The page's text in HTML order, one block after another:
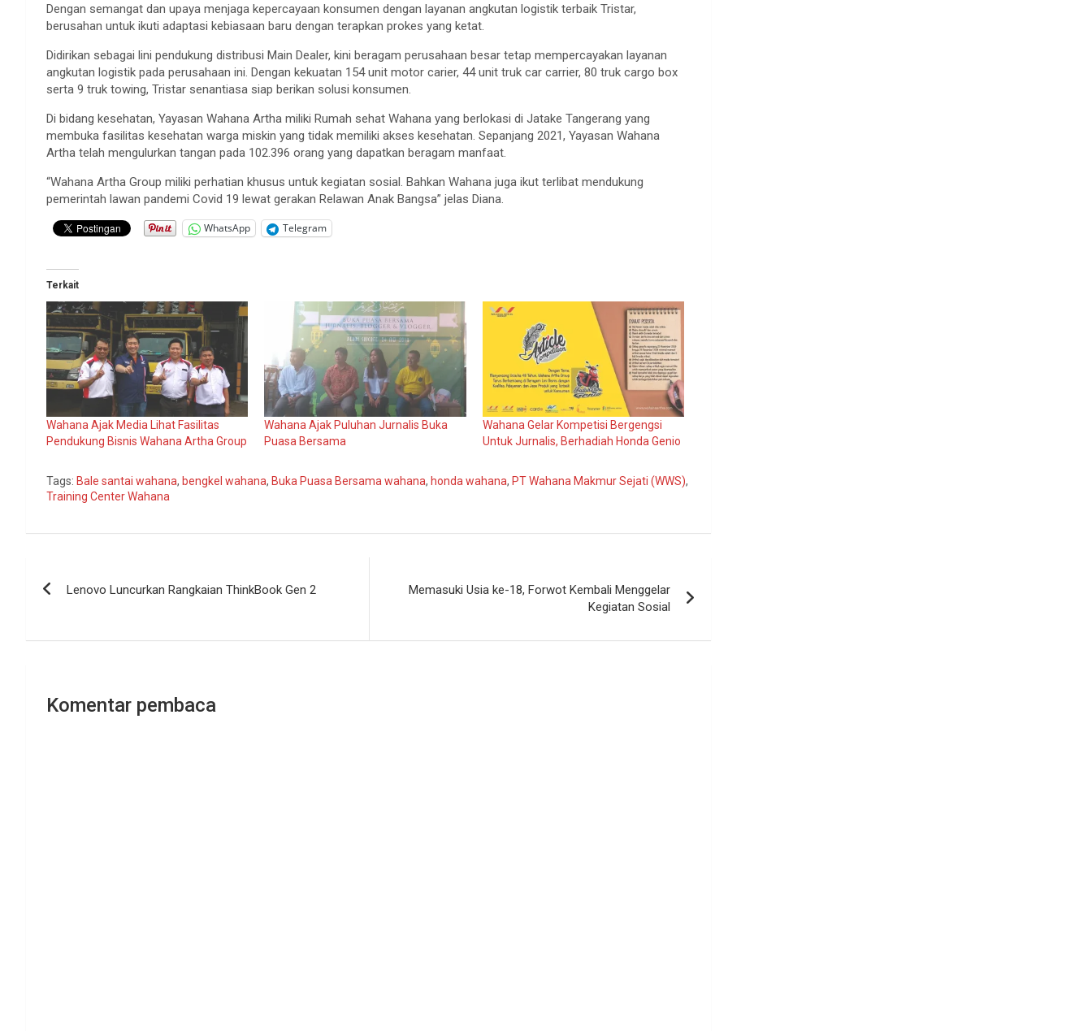
Dengan semangat dan upaya menjaga kepercayaan konsumen dengan layanan angkutan logistik terbaik Tristar,
berusahan untuk ikuti adaptasi kebiasaan baru dengan terapkan prokes yang ketat.
Didirikan sebagai lini pendukung distribusi Main Dealer, kini beragam perusahaan besar tetap mempercayakan layanan
angkutan logistik pada perusahaan ini. Dengan kekuatan 154 unit motor carier, 44 unit truk car carrier, 80 truk cargo box
serta 9 truk towing, Tristar senantiasa siap berikan solusi konsumen.
Di bidang kesehatan, Yayasan Wahana Artha miliki Rumah sehat Wahana yang berlokasi di Jatake Tangerang yang
membuka fasilitas kesehatan warga miskin yang tidak memiliki akses kesehatan. Sepanjang 2021, Yayasan Wahana
Artha telah mengulurkan tangan pada 102.396 orang yang dapatkan beragam manfaat.
“Wahana Artha Group miliki perhatian khusus untuk kegiatan sosial. Bahkan Wahana juga ikut terlibat mendukung
pemerintah lawan pandemi Covid 19 lewat gerakan Relawan Anak Bangsa” jelas Diana.
WhatsApp Telegram
Terkait
Wahana Ajak Media Lihat Fasilitas
Pendukung Bisnis Wahana Artha Group
Wahana Ajak Puluhan Jurnalis Buka
Puasa Bersama
Wahana Gelar Kompetisi Bergengsi
Untuk Jurnalis, Berhadiah Honda Genio
Tags: Bale santai wahana, bengkel wahana, Buka Puasa Bersama wahana, honda wahana, PT Wahana Makmur Sejati (WWS),
Training Center Wahana
Lenovo Luncurkan Rangkaian ThinkBook Gen 2
Memasuki Usia ke-18, Forwot Kembali Menggelar
Kegiatan Sosial
Komentar pembaca